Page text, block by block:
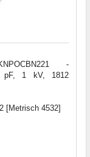
-
pF, 1 kV, 1812
[Metrisch 4532]